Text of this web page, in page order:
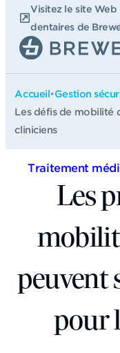
Passer
contenu
Visitez le site Web
dentaires de
Accueil•Gestion
Les défis de mobilité
cliniciens
Traitement
Les
peuvent
pour